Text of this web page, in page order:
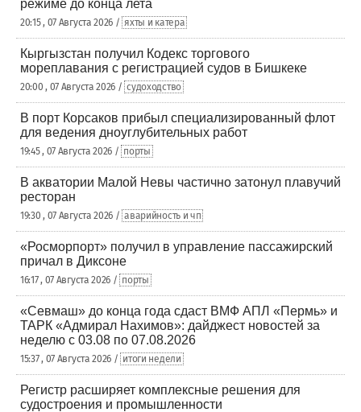
режиме до конца лета
20:15 , 07 Августа 2026 / яхты и катера
Кыргызстан получил Кодекс торгового
мореплавания с регистрацией судов в Бишкеке
20:00 , 07 Августа 2026 / судоходство
В порт Корсаков прибыл специализированный флот
для ведения дноуглубительных работ
19:45 , 07 Августа 2026 / порты
В акватории Малой Невы частично затонул плавучий
ресторан
19:30 , 07 Августа 2026 / аварийность и чп
«Росморпорт» получил в управление пассажирский
причал в Диксоне
16:17 , 07 Августа 2026 / порты
«Севмаш» до конца года сдаст ВМФ АПЛ «Пермь» и
ТАРК «Адмирал Нахимов»: дайджест новостей за
неделю с 03.08 по 07.08.2026
15:37 , 07 Августа 2026 / итоги недели
Регистр расширяет комплексные решения для
судостроения и промышленности